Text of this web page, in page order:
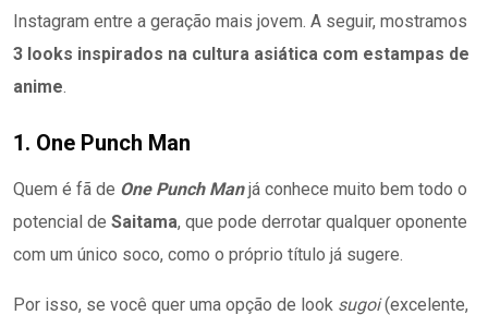
Instagram entre a geração mais jovem. A seguir, mostramos
3 looks inspirados na cultura asiática com estampas de
anime.
1. One Punch Man
Quem é fã de One Punch Manjá conhece muito bem todo o
potencial de Saitama, que pode derrotar qualquer oponente
com um único soco, como o próprio título já sugere.
Por isso, se você quer uma opção de look sugoi(excelente,